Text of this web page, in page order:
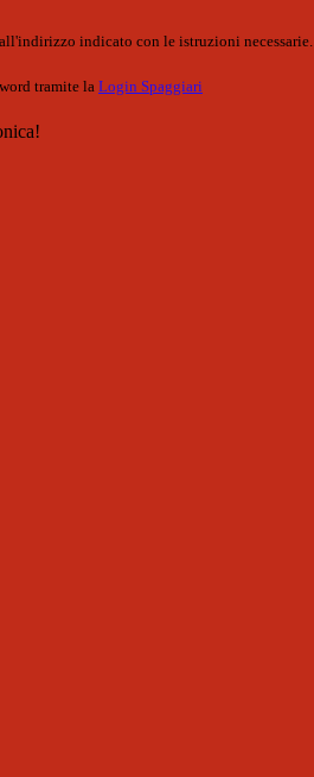
indicato con le istruzioni necessarie.
tramite la Login Spaggiari